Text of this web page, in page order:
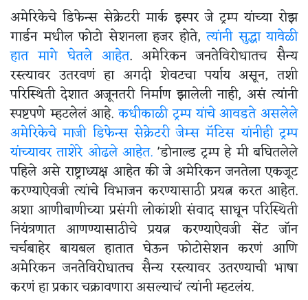
अमेरिकेचे डिफेन्स सेक्रेटरी मार्क इस्पर जे ट्रम्प यांच्या रोझ
गार्डन मधील फोटो सेशनला हजर होते,त्यांनी सुद्धा यावेळी
हात मागे घेतले आहेत. अमेरिकन जनतेविरोधातच सैन्य
रस्त्यावर उतरवणं हा अगदी शेवटचा पर्याय असून, तशी
परिस्थिती देशात अजूनतरी निर्माण झालेली नाही, असं त्यांनी
स्पष्टपणे म्हटलेलं आहे.कधीकाळी ट्रम्प यांचे आवडते असलेले
अमेरिकेचे माजी डिफेन्स सेक्रेटरी जेम्स मॅटिस यांनीही ट्रम्प
यांच्यावर ताशेरे ओढले आहेत. 'डोनाल्ड ट्रम्प हे मी बघितलेले
पहिले असे राष्ट्राध्यक्ष आहेत की जे अमेरिकन जनतेला एकजूट
करण्याऐवजी त्यांचे विभाजन करण्यासाठी प्रयत्न करत आहेत.
अशा आणीबाणीच्या प्रसंगी लोकांशी संवाद साधून परिस्थिती
नियंत्रणात आणण्यासाठीचे प्रयत्न करण्याऐवजी सेंट जॉन
चर्चबाहेर बायबल हातात घेऊन फोटोसेशन करणं आणि
अमेरिकन जनतेविरोधातच सैन्य रस्त्यावर उतरण्याची भाषा
करणं हा प्रकार चक्रावणारा असल्याचं' त्यांनी म्हटलंय.